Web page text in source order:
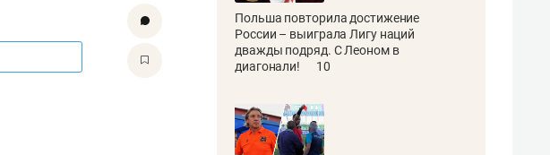
Польша повторила достижение
России – выиграла Лигу наций
дважды подряд. С Леоном в
диагонали!
10